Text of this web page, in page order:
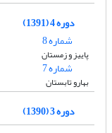
دوره 4 (1391)
شماره 8
پاییز و زمستان
شماره 7
بهارو تابستان
دوره 3 (1390)